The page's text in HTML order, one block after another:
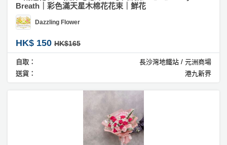
Breath｜彩色滿天星木棉花花束｜鮮花
Dazzling Flower
HK$ 150 HK$165
自取：
長沙灣地鐵站 / 元洲商場
送貨：
港九新界